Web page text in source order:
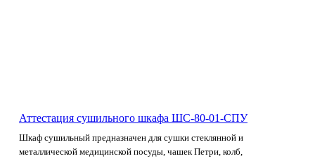
Аттестация сушильного шкафа ШС-80-01-СПУ
Шкаф сушильный предназначен для сушки стеклянной и
металлической медицинской посуды, чашек Петри, колб,